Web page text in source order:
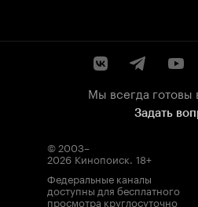
Мы всегда готовы
Задать
© 2003–
2026 Кинопоиск. 18+
Федеральные каналы
доступны для бесплатного
просмотра круглосуточно